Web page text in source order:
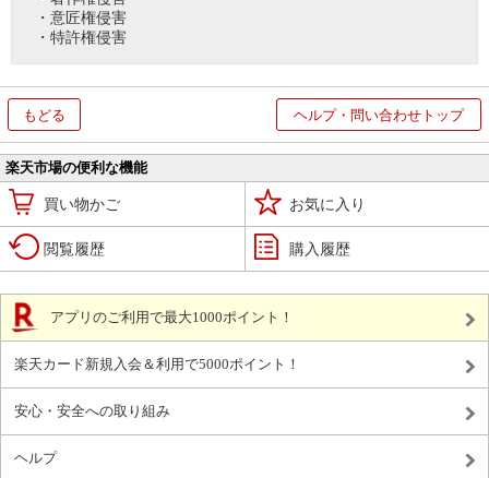
・意匠権侵害
・特許権侵害
もどる ヘルプ・問い合わせトップ
楽天市場の便利な機能
買い物かご お気に入り
閲覧履歴 購入履歴
アプリのご利用で最大1000ポイント！
楽天カード新規入会＆利用で5000ポイント！
安心・安全への取り組み
ヘルプ